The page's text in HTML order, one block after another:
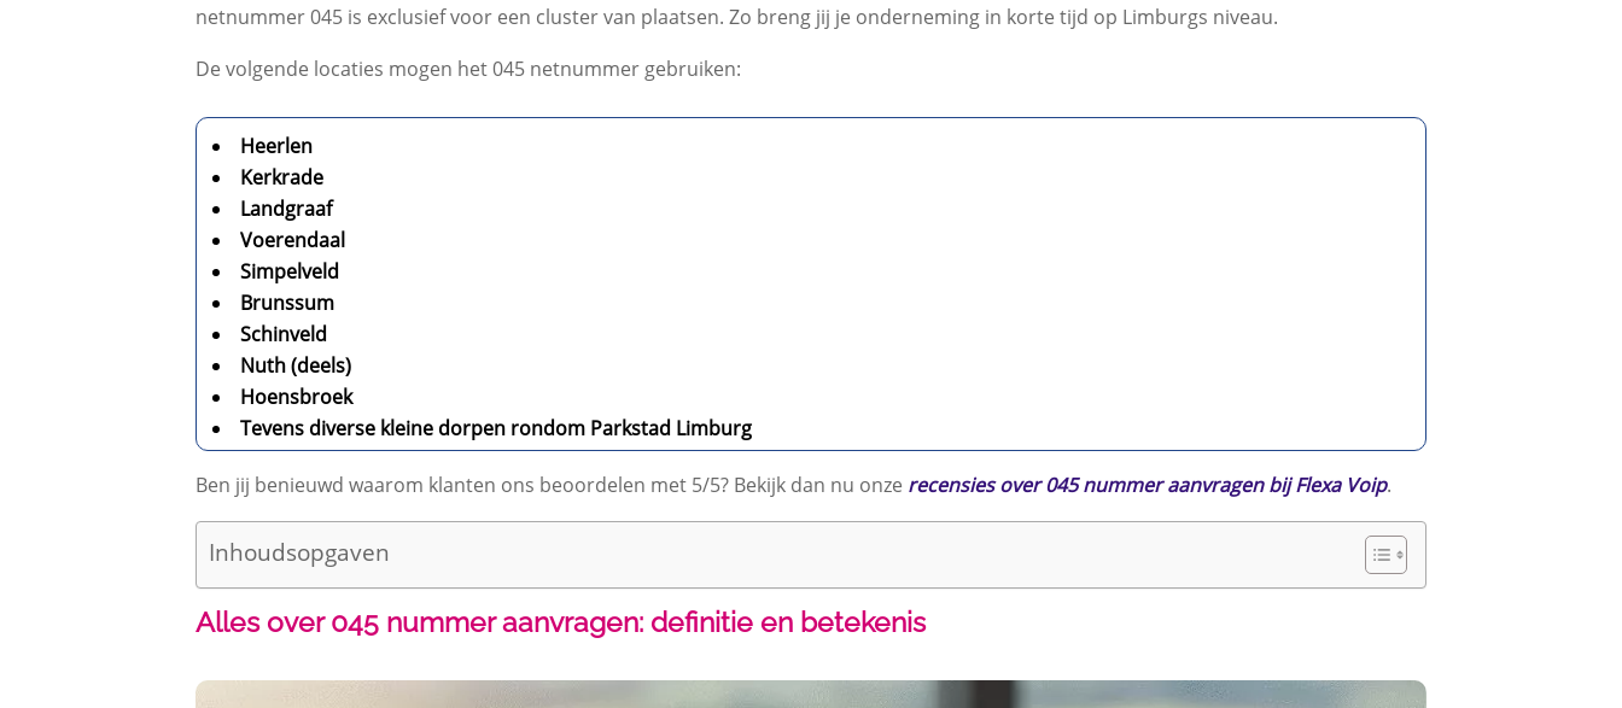
netnummer 045 is exclusief voor een cluster van plaatsen. Zo breng jij je onderneming in korte tijd op Limburgs niveau.
De volgende locaties mogen het 045 netnummer gebruiken:
Heerlen
Kerkrade
Landgraaf
Voerendaal
Simpelveld
Brunssum
Schinveld
Nuth (deels)
Hoensbroek
Tevens diverse kleine dorpen rondom Parkstad Limburg
Ben jij benieuwd waarom klanten ons beoordelen met 5/5? Bekijk dan nu onze recensies over 045 nummer aanvragen bij Flexa Voip.
Inhoudsopgaven
Alles over 045 nummer aanvragen: definitie en betekenis